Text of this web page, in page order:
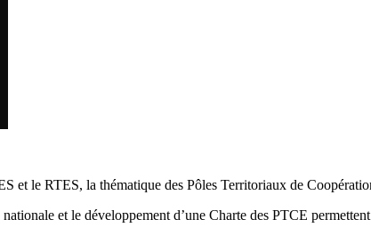
le RTES, la thématique des Pôles Territoriaux de
et le développement d’une Charte des PTCE